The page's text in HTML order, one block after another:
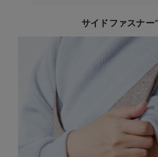
サイドファスナー